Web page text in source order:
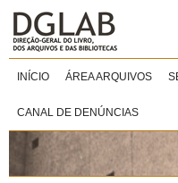
INÍCIO ÁREA ARQUIVOS
CANAL DE DENÚNCIAS